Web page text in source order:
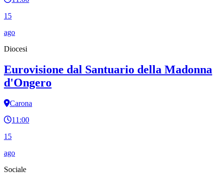
15
ago
Diocesi
Eurovisione dal Santuario della Madonna
d'Ongero
Carona
11:00
15
ago
Sociale